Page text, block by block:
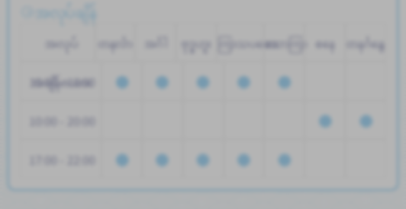
အလုပ်ချိန်
အလုပ်
အချိန်ဇယား
တနင်္လာ အင်္ဂါ ဗုဒ္ဓဟူး ကြာသပတေးသောကြာ စနေ တနင်္ဂနွေ
10:00 - 16:00